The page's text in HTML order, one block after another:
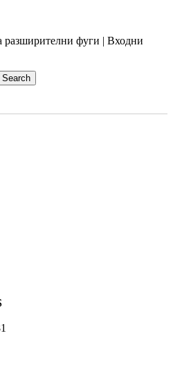
разширителни фуги | Входни